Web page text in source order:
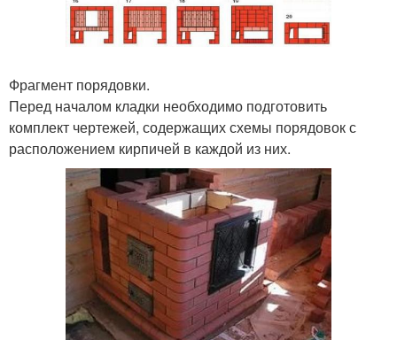
Фрагмент порядовки.
Перед началом кладки необходимо подготовить
комплект чертежей, содержащих схемы порядовок с
расположением кирпичей в каждой из них.